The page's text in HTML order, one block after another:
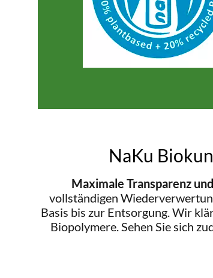
NaKu
Maximale Transparenz
vollständigen
Basis bis zur Entsorgung. Wir
Biopolymere. Sehen Sie sich